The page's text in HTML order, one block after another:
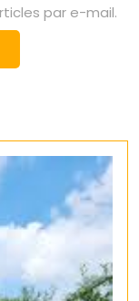
par e-mail.